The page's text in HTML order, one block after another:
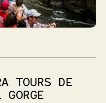
TOURS DE
GORGE